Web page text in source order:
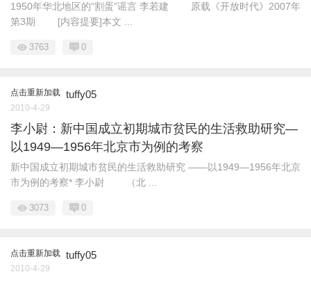
1950年华北地区的“割蛋”谣言 李若建 原载《开放时代》2007年
第3期 [内容提要]本文 ...
3763 0
点击重新加载 tuffy05
2010-4-29
李小尉：新中国成立初期城市贫民的生活救助研究—
以1949—1956年北京市为例的考察
新中国成立初期城市贫民的生活救助研究 ——以1949—1956年北京
市为例的考察* 李小尉 （北 ...
3073 0
点击重新加载 tuffy05
2010-4-29